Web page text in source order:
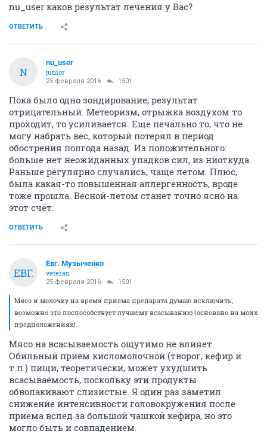
nu_user каков результат лечения у Вас?
ОТВЕТИТЬ
N
nu_user
junior
25 февраля 2016 1501
Пока было одно зондирование, результат
отрицательный. Метеоризм, отрыжка воздухом то
проходит, то усиливается. Еще печально то, что не
могу набрать вес, который потерял в период
обострения полгода назад. Из положительного:
больше нет неожиданных упадков сил, из ниоткуда.
Раньше регулярно случались, чаще летом. Плюс,
была какая-то повышенная аллергенность, вроде
тоже прошла. Весной-летом станет точно ясно на
этот счёт.
ОТВЕТИТЬ
ЕВГ.
Евг. Музыченко
veteran
25 февраля 2016 1501
Мясо и молочку на время приема препарата думаю исключить,
возможно это поспособствует лучшему всасыванию (основано на моих
предположениях).
Мясо на всасываемость ощутимо не влияет.
Обильный прием кисломолочной (творог, кефир и
т.п.) пищи, теоретически, может ухудшить
всасываемость, поскольку эти продукты
обволакивают слизистые. Я один раз заметил
снижение интенсивности головокружения после
приема вслед за большой чашкой кефира, но это
могло быть и совпадением.